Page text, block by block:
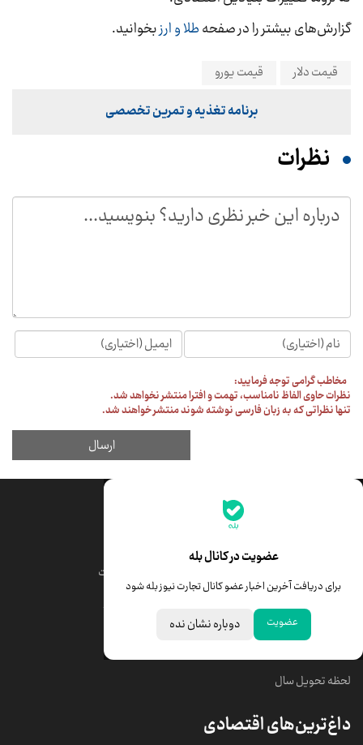
عضویت در کانال بله
برای دریافت آخرین اخبار عضو کانال تجارت نیوز بله شود
عضویت دوباره نشان نده
جدیدترین قیمت‌ها
قیمت درهم امارات
خبرهای مهم
لحظه تحویل سال
داغ‌ترین‌های اقتصادی